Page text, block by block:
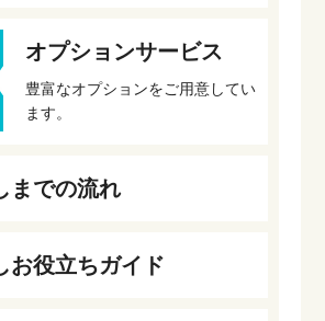
オプションサービス
豊富なオプションをご用意してい
ます。
までの流れ
お役立ちガイド